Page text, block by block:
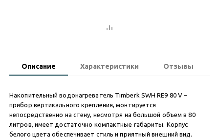
Описание Характеристики Отзывы
Накопительный водонагреватель Timberk SWH RE9 80 V –
прибор вертикального крепления, монтируется
непосредственно на стену, несмотря на большой объем в 80
литров, имеет достаточно компактные габариты. Корпус
белого цвета обеспечивает стиль и приятный внешний вид.